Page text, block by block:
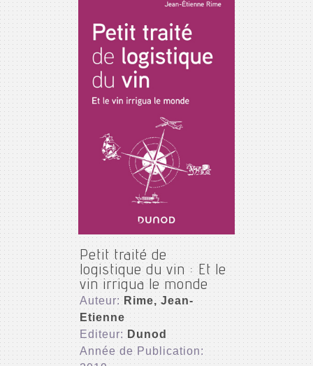
Petit traité de
logistique du vin : Et le
vin irrigua le monde
Auteur: Rime, Jean-
Etienne
Editeur: Dunod
Année de Publication: